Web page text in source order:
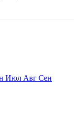
Июл Авг Сен